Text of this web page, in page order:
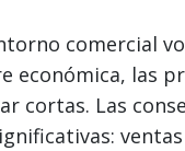
comercial
económica, las
cortas. Las